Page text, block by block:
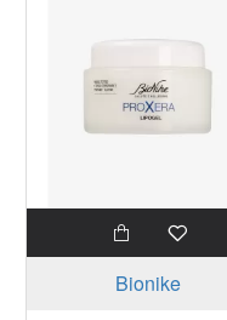
Bionike